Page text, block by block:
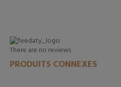
There are no reviews
PRODUITS CONNEXES